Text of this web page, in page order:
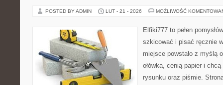
POSTED BY ADMIN LUT - 21 - 2026 MOŻLIWOŚĆ
Elfiki777 to pełen
szkicować i pisać ręcznie
miejsce powstało z myślą
ołówka, cenią papier i
rysunku oraz piśmie.